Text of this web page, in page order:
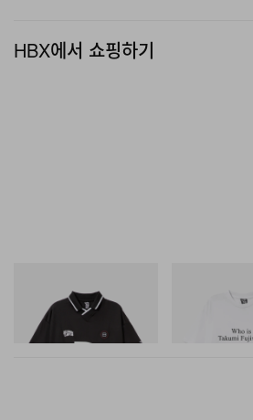
Instagram에서 이 게시
HBX에서 쇼핑하기
Billionaire Boys Club X Initial
D Game Shirt
쇼핑하기
Billionaire Boys
D Cotton T-Shirt 3